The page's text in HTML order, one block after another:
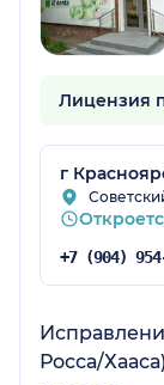
Лицензия
г
Росса/Хааса)